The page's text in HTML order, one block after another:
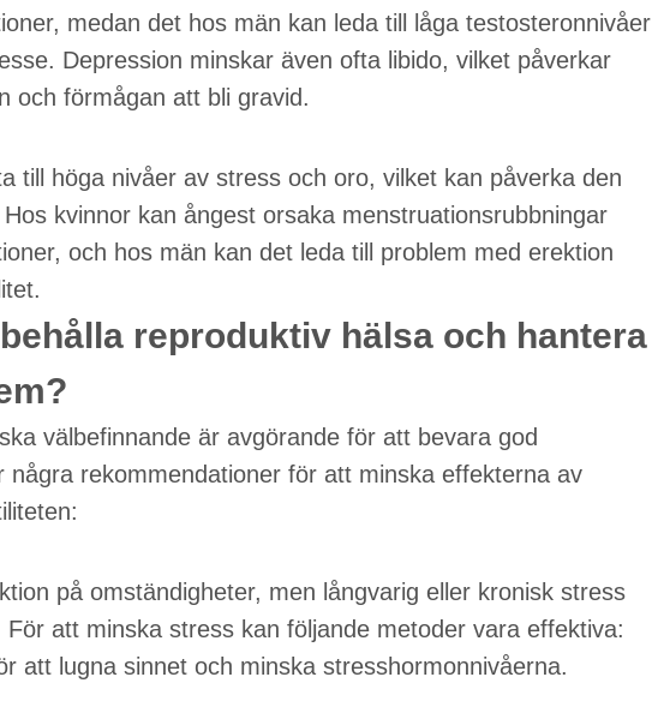
medan det hos män kan leda till låga testosteronnivåer
Depression minskar även ofta libido, vilket påverkar
och förmågan att bli gravid.
till höga nivåer av stress och oro, vilket kan påverka den
kvinnor kan ångest orsaka menstruationsrubbningar
och hos män kan det leda till problem med erektion
reproduktiv hälsa och hantera
välbefinnande är avgörande för att bevara god
några rekommendationer för att minska effekterna av
på omständigheter, men långvarig eller kronisk stress
För att minska stress kan följande metoder vara effektiva:
att lugna sinnet och minska stresshormonnivåerna.